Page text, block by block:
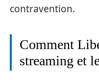
contravention.
Comment
streaming et